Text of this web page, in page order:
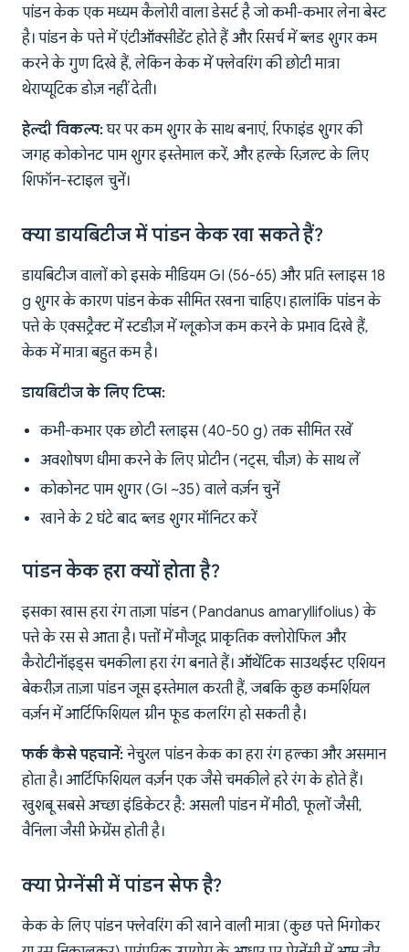
पांडन केक एक मध्यम कैलोरी वाला डेसर्ट है जो कभी-कभार लेना बेस्ट
है। पांडन के पत्ते में एंटीऑक्सीडेंट होते हैं और रिसर्च में ब्लड शुगर कम
करने के गुण दिखे हैं, लेकिन केक में फ्लेवरिंग की छोटी मात्रा
थेराप्यूटिक डोज़ नहीं देती।
हेल्दी विकल्प:घर पर कम शुगर के साथ बनाएं, रिफाइंड शुगर की
जगह कोकोनट पाम शुगर इस्तेमाल करें, और हल्के रिज़ल्ट के लिए
शिफॉन-स्टाइल चुनें।
क्या डायबिटीज में पांडन केक खा सकते हैं?
डायबिटीज वालों को इसके मीडियम GI (56-65) और प्रति स्लाइस 18
g शुगर के कारण पांडन केक सीमित रखना चाहिए। हालांकि पांडन के
पत्ते के एक्सट्रैक्ट में स्टडीज़ में ग्लूकोज कम करने के प्रभाव दिखे हैं,
केक में मात्रा बहुत कम है।
डायबिटीज के लिए टिप्स:
कभी-कभार एक छोटी स्लाइस (40-50 g) तक सीमित रखें
अवशोषण धीमा करने के लिए प्रोटीन (नट्स, चीज़) के साथ लें
कोकोनट पाम शुगर (GI ~35) वाले वर्ज़न चुनें
खाने के 2 घंटे बाद ब्लड शुगर मॉनिटर करें
पांडन केक हरा क्यों होता है?
इसका खास हरा रंग ताज़ा पांडन (Pandanus amaryllifolius) के
पत्ते के रस से आता है। पत्तों में मौजूद प्राकृतिक क्लोरोफिल और
कैरोटीनॉइड्स चमकीला हरा रंग बनाते हैं। ऑथेंटिक साउथईस्ट एशियन
बेकरीज़ ताज़ा पांडन जूस इस्तेमाल करती हैं, जबकि कुछ कमर्शियल
वर्ज़न में आर्टिफिशियल ग्रीन फूड कलरिंग हो सकती है।
फर्क कैसे पहचानें: नेचुरल पांडन केक का हरा रंग हल्का और असमान
होता है। आर्टिफिशियल वर्ज़न एक जैसे चमकीले हरे रंग के होते हैं।
खुशबू सबसे अच्छा इंडिकेटर है: असली पांडन में मीठी, फूलों जैसी,
वैनिला जैसी फ्रेग्रेंस होती है।
क्या प्रेग्नेंसी में पांडन सेफ है?
केक के लिए पांडन फ्लेवरिंग की खाने वाली मात्रा (कुछ पत्ते भिगोकर